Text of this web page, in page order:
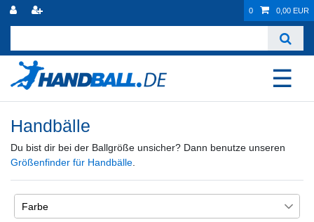
0 0,00 EUR
☰
Handbälle
Du bist dir bei der Ballgröße unsicher? Dann benutze unseren
Größenfinder für Handbälle
Farbe